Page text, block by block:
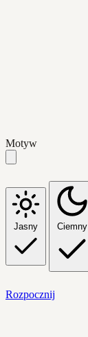
Motyw
Jasny Ciemny
Rozpocznij